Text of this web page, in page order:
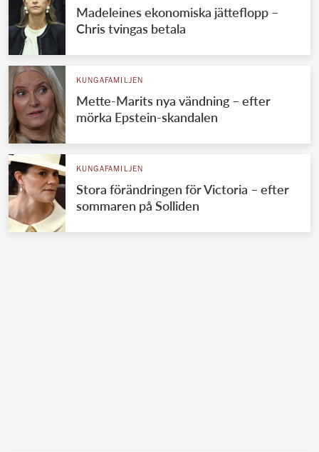
Madeleines ekonomiska jätteflopp –
Chris tvingas betala
KUNGAFAMILJEN
Mette-Marits nya vändning – efter
mörka Epstein-skandalen
KUNGAFAMILJEN
Stora förändringen för Victoria – efter
sommaren på Solliden